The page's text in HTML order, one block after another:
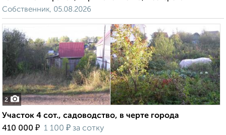
Собственник, 05.08.2026
2
Участок 4 сот., садоводство, в черте города
410 000 ₽ 1 100 ₽ за сотку